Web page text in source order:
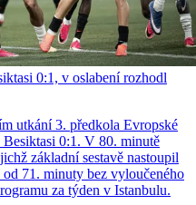
0:1, v oslabení rozhodl
utkání 3. předkola Evropské
0:1. V 80. minutě
základní sestavě nastoupil
71. minuty bez vyloučeného
za týden v Istanbulu.